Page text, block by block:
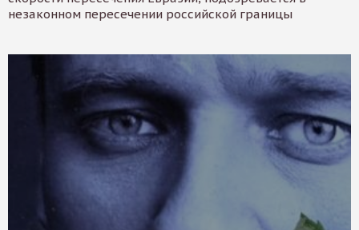
незаконном пересечении российской границы